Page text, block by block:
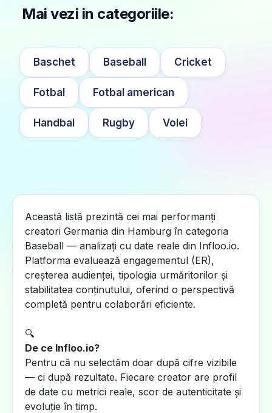
Mai vezi in categoriile:
Baschet Baseball Cricket
Fotbal Fotbal american
Handbal Rugby Volei
Această listă prezintă cei mai performanți
creatori Germania din Hamburg în categoria
Baseball — analizați cu date reale din Infloo.io.
Platforma evaluează engagementul (ER),
creșterea audienței, tipologia urmăritorilor și
stabilitatea conținutului, oferind o perspectivă
completă pentru colaborări eficiente.
🔍
De ce Infloo.io?
Pentru că nu selectăm doar după cifre vizibile
— ci după rezultate. Fiecare creator are profil
de date cu metrici reale, scor de autenticitate și
evoluție în timp.